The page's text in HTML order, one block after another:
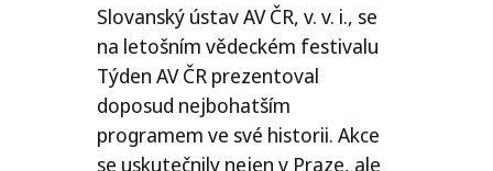
Slovanský ústavAV ČR, v. v. i., se
na letošním vědeckém festivalu
Týden AV ČR prezentoval
doposud nejbohatším
programem ve své historii. Akce
se uskutečnily nejen v Praze, ale